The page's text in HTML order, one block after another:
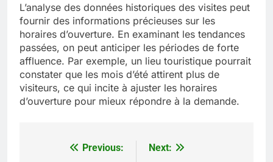
L’analyse des données historiques des visites peut
fournir des informations précieuses sur les
horaires d’ouverture. En examinant les tendances
passées, on peut anticiper les périodes de forte
affluence. Par exemple, un lieu touristique pourrait
constater que les mois d’été attirent plus de
visiteurs, ce qui incite à ajuster les horaires
d’ouverture pour mieux répondre à la demande.
Previous:
Next: